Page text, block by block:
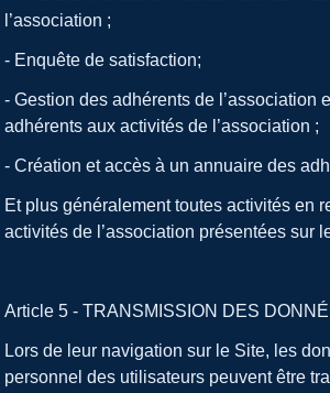
l’association ;
- Enquête de satisfaction;
- Gestion des adhérents de l’association
adhérents aux activités de l’association ;
- Création et accès à un annuaire des
Et plus généralement toutes activités en
activités de l’association présentées sur
Article 5 - TRANSMISSION DES
Lors de leur navigation sur le Site, les
personnel des utilisateurs peuvent être